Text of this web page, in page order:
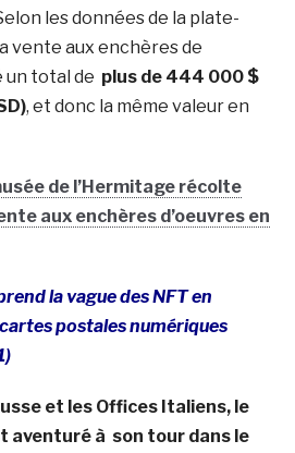
les données de la plate-
vente aux enchères de
un total de plus de 444 000 $
, et donc la même valeur en
de l’Hermitage récolte
aux enchères d’oeuvres en
la vague des NFT en
postales numériques
et les Offices Italiens, le
aventuré à son tour dans le